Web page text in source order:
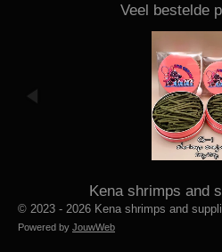
Veel bestelde
Kena shrimps and
© 2023 - 2026 Kena shrimps and
Powered by JouwWeb